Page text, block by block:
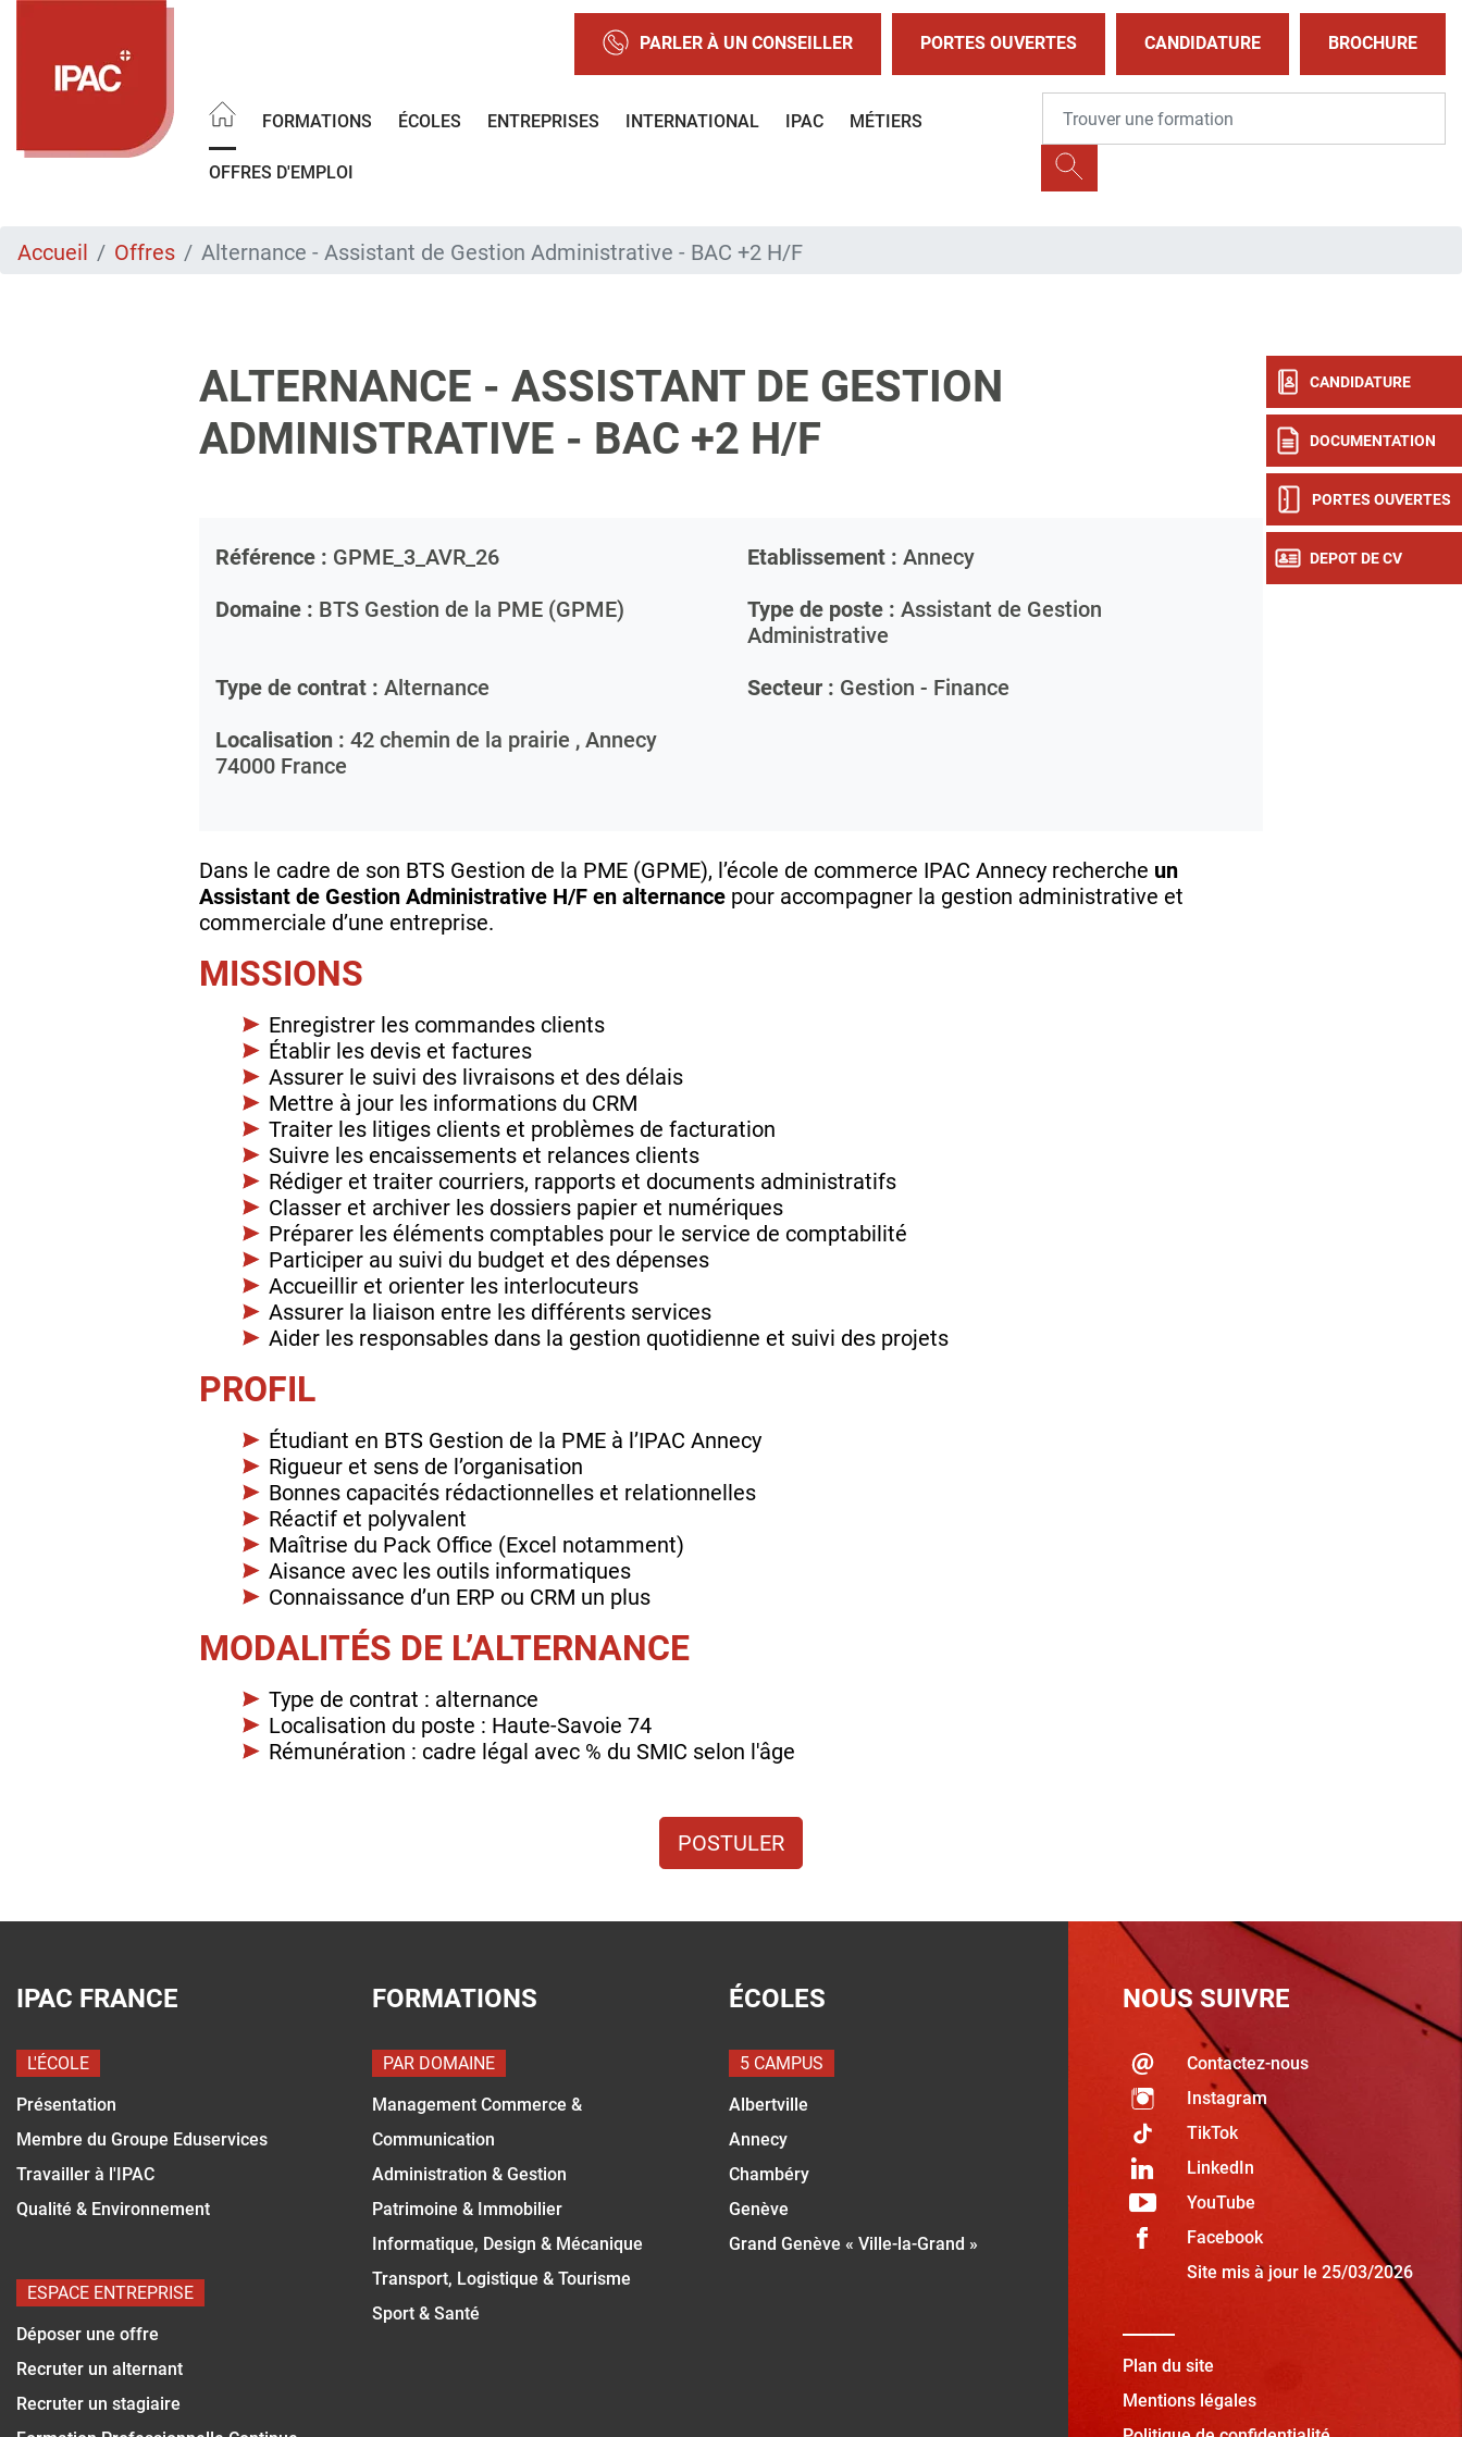
PARLER À UN CONSEILLER PORTES OUVERTES CANDIDATURE BROCHURE
FORMATIONS ÉCOLES ENTREPRISES INTERNATIONAL IPAC MÉTIERS
OFFRES D'EMPLOI
CANDIDATURE
DOCUMENTATION
PORTES OUVERTES
DEPOT DE CV
Accueil Offres Alternance - Assistant de Gestion Administrative - BAC +2 H/F
ALTERNANCE - ASSISTANT DE GESTION
ADMINISTRATIVE - BAC +2 H/F
Référence : GPME_3_AVR_26 Etablissement : Annecy
Domaine : BTS Gestion de la PME (GPME) Type de poste : Assistant de Gestion
Administrative
Type de contrat : Alternance Secteur : Gestion - Finance
Localisation : 42 chemin de la prairie , Annecy
74000 France
Dans le cadre de son BTS Gestion de la PME (GPME), l’école de commerce IPAC Annecy recherche un
Assistant de Gestion Administrative H/F en alternance pour accompagner la gestion administrative et
commerciale d’une entreprise.
MISSIONS
Enregistrer les commandes clients
Établir les devis et factures
Assurer le suivi des livraisons et des délais
Mettre à jour les informations du CRM
Traiter les litiges clients et problèmes de facturation
Suivre les encaissements et relances clients
Rédiger et traiter courriers, rapports et documents administratifs
Classer et archiver les dossiers papier et numériques
Préparer les éléments comptables pour le service de comptabilité
Participer au suivi du budget et des dépenses
Accueillir et orienter les interlocuteurs
Assurer la liaison entre les différents services
Aider les responsables dans la gestion quotidienne et suivi des projets
PROFIL
Étudiant en BTS Gestion de la PME à l’IPAC Annecy
Rigueur et sens de l’organisation
Bonnes capacités rédactionnelles et relationnelles
Réactif et polyvalent
Maîtrise du Pack Office (Excel notamment)
Aisance avec les outils informatiques
Connaissance d’un ERP ou CRM un plus
MODALITÉS DE L’ALTERNANCE
Type de contrat : alternance
Localisation du poste : Haute-Savoie 74
Rémunération : cadre légal avec % du SMIC selon l'âge
POSTULER
IPAC FRANCE
L'ÉCOLE
Présentation
Membre du Groupe Eduservices
Travailler à l'IPAC
Qualité & Environnement
ESPACE ENTREPRISE
Déposer une offre
Recruter un alternant
Recruter un stagiaire
FORMATIONS
PAR DOMAINE
Management Commerce &
Communication
Administration & Gestion
Patrimoine & Immobilier
Informatique, Design & Mécanique
Transport, Logistique & Tourisme
Sport & Santé
ÉCOLES
5 CAMPUS
Albertville
Annecy
Chambéry
Genève
Grand Genève « Ville-la-Grand »
NOUS SUIVRE
Contactez-nous
Instagram
TikTok
LinkedIn
YouTube
Facebook
Site mis à jour le 25/03/2026
Plan du site
Mentions légales